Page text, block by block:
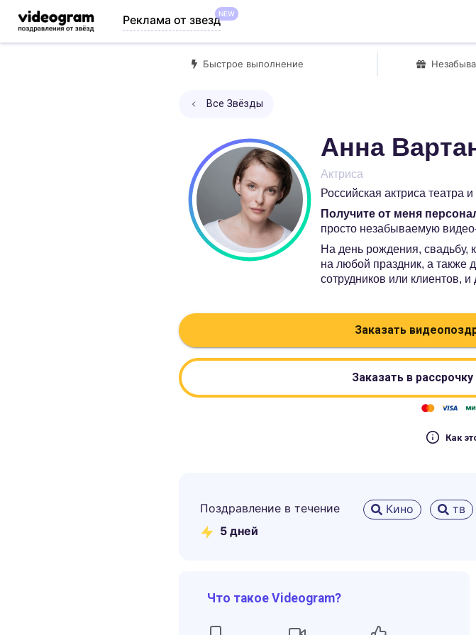
Реклама от звездNEW
Быстрое выполнение
Все Звёзды
Анна
Актриса
Российская актриса театра и
Получите от меня
просто незабываемую
На день рождения, свадьбу,
на любой праздник, а также
сотрудников или клиентов,
Заказать
Заказать в
Как
Поздравление в течение
5 дней
Кино тв
Что такое Videogram?